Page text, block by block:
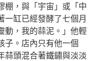
棚，與「宇宙」或「中
一缸已經發酵了七個月
動，我的蒜泥。」他輕
子。店內只有他一個
蒜頭混合著鐵鏽與淡淡